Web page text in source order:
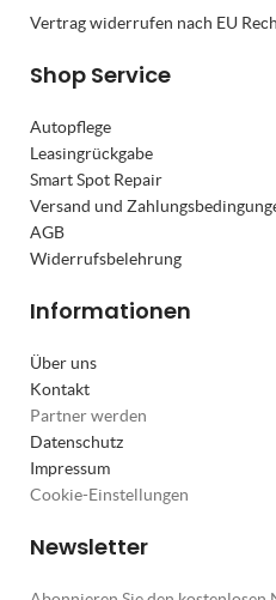
Vertrag widerrufen nach EU
Shop Service
Autopflege
Leasingrückgabe
Smart Spot Repair
Versand und
AGB
Widerrufsbelehrung
Informationen
Über uns
Kontakt
Partner werden
Datenschutz
Impressum
Cookie-Einstellungen
Newsletter